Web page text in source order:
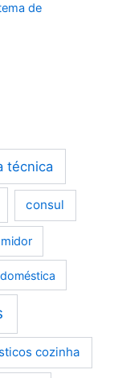
de
técnica
consul
cozinha